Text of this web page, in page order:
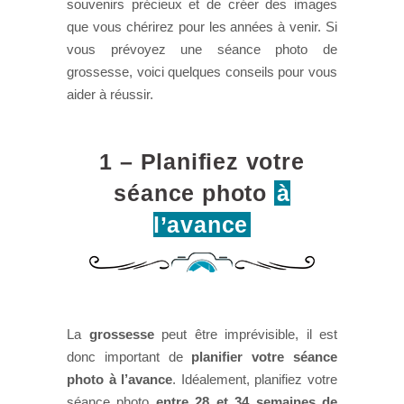
souvenirs précieux et de créer des images
que vous chérirez pour les années à venir. Si
vous prévoyez une séance photo de
grossesse, voici quelques conseils pour vous
aider à réussir.
1 – Planifiez votre
séance photo à
l’avance
La grossessepeut être imprévisible, il est
donc important de planifier votre séance
photo à l’avance. Idéalement, planifiez votre